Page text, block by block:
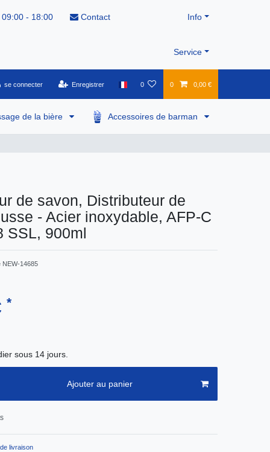
- 18:00 Contact Info
Service
se connecter Enregistrer 0 0 0,00 €
de la bière Accessoires de barman
de savon, Distributeur de
- Acier inoxydable, AFP-C
SSL, 900ml
NEW-14685
*
sous 14 jours.
Ajouter au panier
livraison